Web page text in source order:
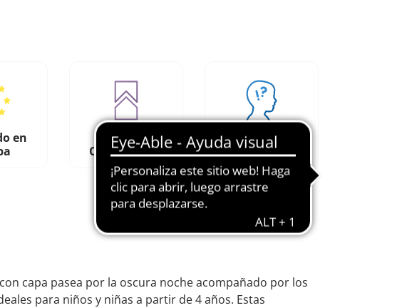
en
Creativos y
Combinables
Funciones
educativas
capa pasea por la oscura noche acompañado por los
para niños y niñas a partir de 4 años. Estas